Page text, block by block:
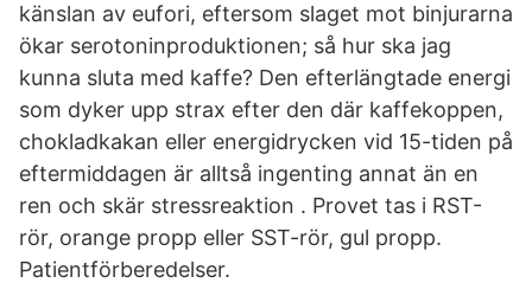
känslan av eufori, eftersom slaget mot binjurarna
ökar serotoninproduktionen; så hur ska jag
kunna sluta med kaffe? Den efterlängtade energi
som dyker upp strax efter den där kaffekoppen,
chokladkakan eller energidrycken vid 15-tiden på
eftermiddagen är alltså ingenting annat än en
ren och skär stressreaktion . Provet tas i RST-
rör, orange propp eller SST-rör, gul propp.
Patientförberedelser.